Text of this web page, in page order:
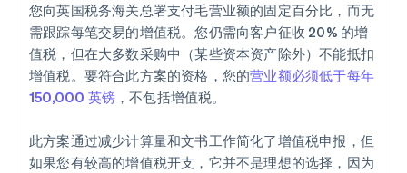
您向英国税务海关总署支付毛营业额的固定百分比，而无
需跟踪每笔交易的增值税。您仍需向客户征收 20% 的增
值税，但在大多数采购中（某些资本资产除外）不能抵扣
增值税。要符合此方案的资格，您的营业额必须低于每年
150,000 英镑 ，不包括增值税。
此方案通过减少计算量和文书工作简化了增值税申报，但
如果您有较高的增值税开支，它并不是理想的选择，因为